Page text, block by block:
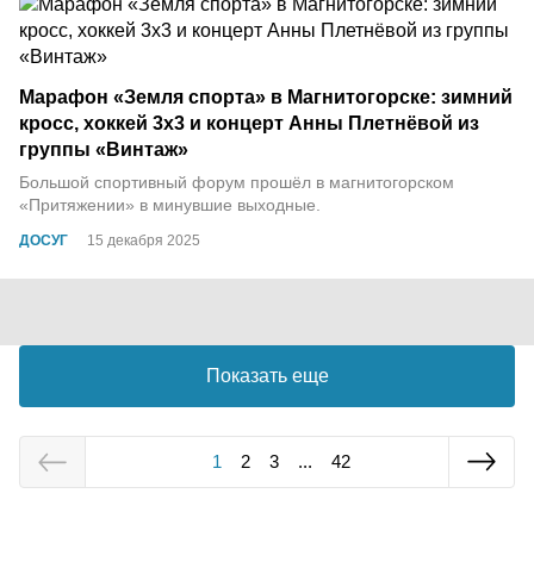
ДОСУГ 15 декабря 2025
Марафон «Земля спорта» в Магнитогорске: зимний
кросс, хоккей 3х3 и концерт Анны Плетнёвой из
группы «Винтаж»
Большой спортивный форум прошёл в магнитогорском
«Притяжении» в минувшие выходные.
Показать еще
1 2 3 ... 42